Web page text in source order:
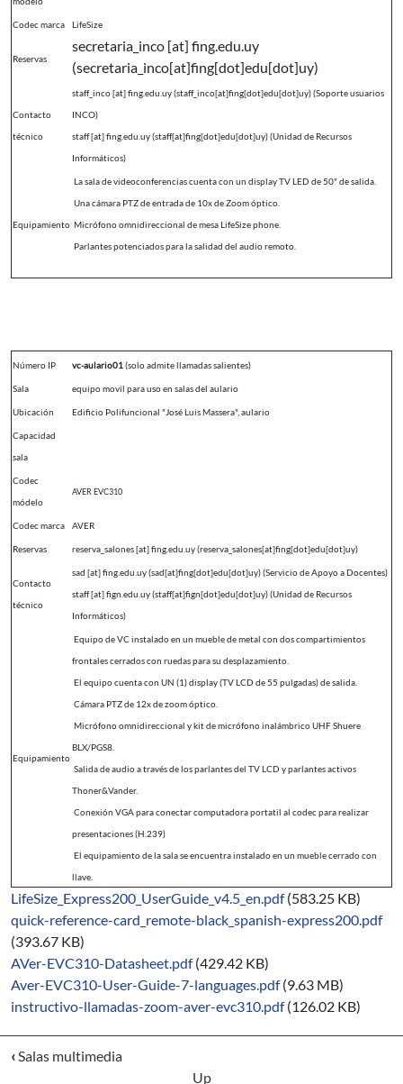
Codec marca LifeSize
Reservas
secretaria_inco [at] fing.edu.uy
(secretaria_inco[at]fing[dot]edu[dot]uy)
Contacto
técnico
staff_inco[at]fing.edu.uy(staff_inco[at]fing[dot]edu[dot]uy)(Soporte usuarios
INCO)
staff[at]fing.edu.uy(staff[at]fing[dot]edu[dot]uy)(Unidad de Recursos
Informáticos)
Equipamiento
La sala de videoconferencias cuenta con un display TV LED de 50" de salida.
Una cámara PTZ de entrada de 10x de Zoom óptico.
Micrófono omnidireccional de mesa LifeSize phone.
Parlantes potenciados para la salidad del audio remoto.
Número IP vc-aulario01 (solo admite llamadas salientes)
Sala equipo movil para uso en salas del aulario
Ubicación Edificio Polifuncional "José Luis Massera", aulario
Capacidad
sala
Codec
módelo
AVER EVC310
Codec marca AVER
Reservas reserva_salones[at]fing.edu.uy(reserva_salones[at]fing[dot]edu[dot]uy)
Contacto
técnico
sad [at]fing.edu.uy(sad[at]fing[dot]edu[dot]uy)(Servicio de Apoyo a Docentes)
staff[at]fign.edu.uy(staff[at]fign[dot]edu[dot]uy)(Unidad de Recursos
Informáticos)
Equipamiento
Equipo de VC instalado en un mueble de metal con dos compartimientos
frontales cerrados con ruedas para su desplazamiento.
El equipo cuenta con UN (1) display (TV LCD de 55 pulgadas) de salida.
Cámara PTZ de 12x de zoom óptico.
Micrófono omnidireccional y kit de micrófono inalámbrico UHF Shuere
BLX/PGS8.
Salida de audio a través de los parlantes del TV LCD y parlantes activos
Thoner&Vander.
Conexión VGA para conectar computadora portatil al codec para realizar
presentaciones (H.239)
El equipamiento de la sala se encuentra instalado en un mueble cerrado con
llave.
LifeSize_Express200_UserGuide_v4.5_en.pdf (583.25 KB)
quick-reference-card_remote-black_spanish-express200.pdf
(393.67 KB)
AVer-EVC310-Datasheet.pdf (429.42 KB)
Aver-EVC310-User-Guide-7-languages.pdf (9.63 MB)
instructivo-llamadas-zoom-aver-evc310.pdf (126.02 KB)
‹Salas multimedia
Up